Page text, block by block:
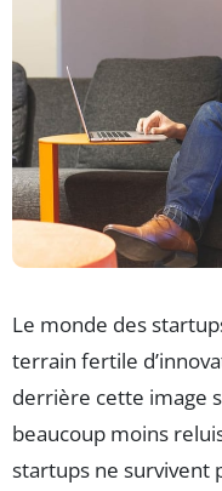
Le monde des
terrain fertile
derrière cette image
beaucoup moins
startups ne survivent